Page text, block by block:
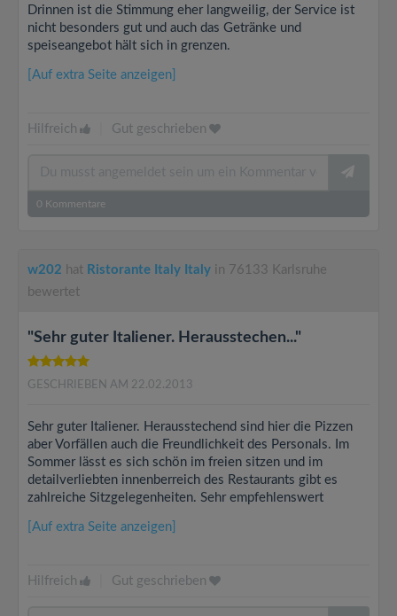
Drinnen ist die Stimmung eher langweilig, der Service ist
nicht besonders gut und auch das Getränke und
speiseangebot hält sich in grenzen.
[Auf extra Seite anzeigen]
Hilfreich Gut geschrieben
0 Kommentare
w202 hat Ristorante Italy Italy in 76133 Karlsruhe
bewertet
"Sehr guter Italiener. Herausstechen..."
GESCHRIEBEN AM 22.02.2013
Sehr guter Italiener. Herausstechend sind hier die Pizzen
aber Vorfällen auch die Freundlichkeit des Personals. Im
Sommer lässt es sich schön im freien sitzen und im
detailverliebten innenberreich des Restaurants gibt es
zahlreiche Sitzgelegenheiten. Sehr empfehlenswert
[Auf extra Seite anzeigen]
Hilfreich Gut geschrieben